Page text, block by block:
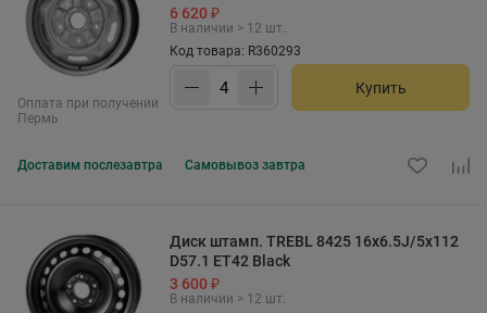
Оплата при получении
Пермь
6 620 ₽
В наличии > 12 шт.
Код товара: R360293
Купить
Доставим послезавтра Самовывоз завтра
Диск штамп. TREBL 8425 16x6.5J/5x112
D57.1 ET42 Black
3 600 ₽
В наличии > 12 шт.